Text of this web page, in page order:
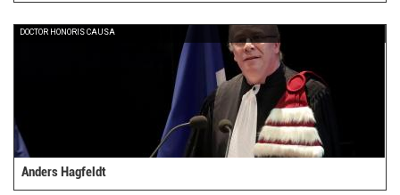
DOCTOR HONORIS CAUSA
Anders Hagfeldt